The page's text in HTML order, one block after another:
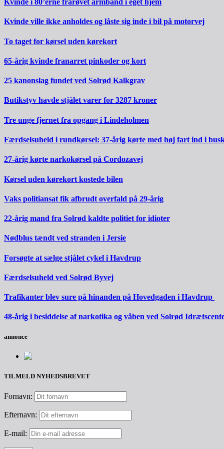
Kvinde i 80’erne frarøvet armbånd i eget hjem
Kvinde ville ikke anholdes og låste sig inde i bil på motorvej
To taget for kørsel uden kørekort
65-årig kvinde franarret pinkoder og kort
25 kanonslag fundet ved Solrød Kalkgrav
Butikstyv havde stjålet varer for 3287 kroner
Tre unge fjernet fra opgang i Lindeholmen
Færdselsuheld i rundkørsel: 37-årig kørte med høj fart ind i
27-årig kørte narkokørsel på Cordozavej
Kørsel uden kørekort kostede bilen
Vaks politiansat fik afbrudt overfald på 29-årig
22-årig mand fra Solrød kaldte politiet for idioter
Nødblus tændt ved stranden i Jersie
Forsøgte at sælge stjålet cykel i Havdrup
Færdselsuheld ved Solrød Byvej
Trafikanter blev sure på hinanden på Hovedgaden i Havdrup
48-årig i besiddelse af narkotika og våben ved Solrød
annonce
TILMELD NYHEDSBREVET
Fornavn:
Efternavn:
E-mail: